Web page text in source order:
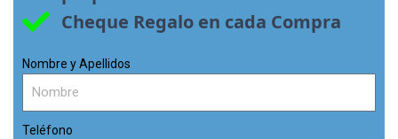
Cheque Regalo en cada Compra
Nombre y Apellidos
Teléfono